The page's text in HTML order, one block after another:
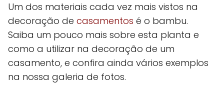
Um dos materiais cada vez mais vistos na
decoração de casamentos é o bambu.
Saiba um pouco mais sobre esta planta e
como a utilizar na decoração de um
casamento, e confira ainda vários exemplos
na nossa galeria de fotos.